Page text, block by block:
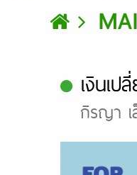
เงินเป
กิรญา